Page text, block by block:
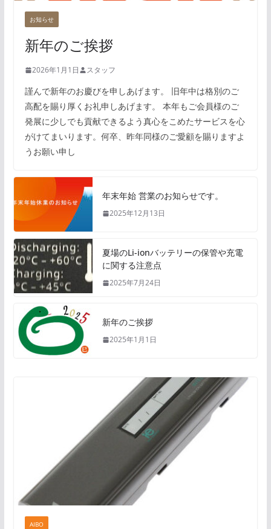
お知らせ
新年のご挨拶
2026年1月1日 スタッフ
謹んで新年のお慶びを申しあげます。 旧年中は格別のご
高配を賜り厚くお礼申しあげます。 本年もご会員様のご
発展に少しでも貢献できるよう真心をこめたサービスを心
がけてまいります。何卒、昨年同様のご愛顧を賜りますよ
うお願い申し
年末年始 営業のお知らせです。
2025年12月13日
夏場のLi-ionバッテリーの保管や充電
に関する注意点
2025年7月24日
新年のご挨拶
2025年1月1日
AIBO